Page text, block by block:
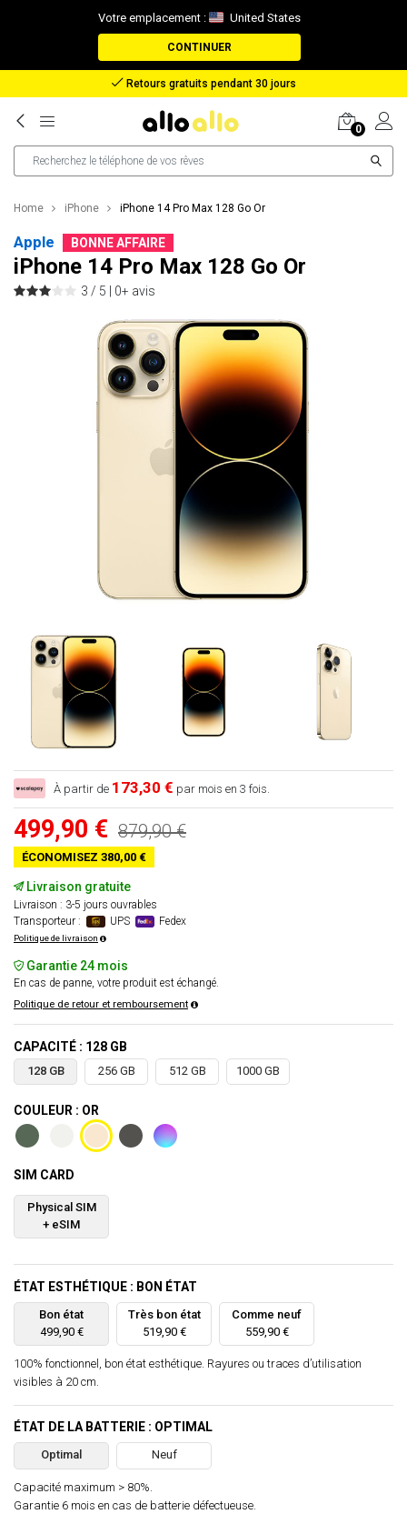
Votre emplacement : United States
CONTINUER
Retours gratuits pendant 30 jours
0
Home iPhone iPhone 14 Pro Max 128 Go Or
Apple BONNE AFFAIRE
iPhone 14 Pro Max 128 Go Or
3 / 5 | 0+ avis
À partir de 173,30 € par mois en 3 fois.
499,90 € 879,90 €
ÉCONOMISEZ 380,00 €
Livraison gratuite
Livraison : 3-5 jours ouvrables
Transporteur :
UPS Fedex
Politique de livraison
Garantie 24 mois
En cas de panne, votre produit est échangé.
Politique de retour et remboursement
CAPACITÉ : 128 GB
128 GB 256 GB 512 GB 1000 GB
COULEUR : OR
SIM CARD
Physical SIM
+ eSIM
ÉTAT ESTHÉTIQUE : BON ÉTAT
Bon état
499,90 €
Très bon état
519,90 €
Comme neuf
559,90 €
100% fonctionnel, bon état esthétique. Rayures ou traces d’utilisation
visibles à 20 cm.
ÉTAT DE LA BATTERIE : OPTIMAL
Optimal Neuf
Capacité maximum > 80%.
Garantie 6 mois en cas de batterie défectueuse.